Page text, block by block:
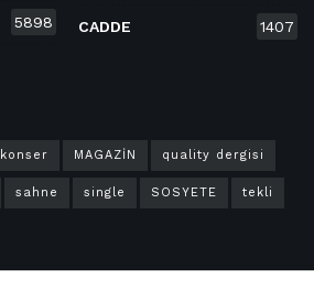
5898 CADDE 1407
konser MAGAZİN quality dergisi
sahne single SOSYETE tekli